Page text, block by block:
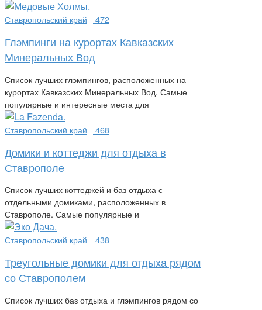
Ставропольский край 472
Глэмпинги на курортах Кавказских
Минеральных Вод
Список лучших глэмпингов, расположенных на
курортах Кавказских Минеральных Вод. Самые
популярные и интересные места для
Ставропольский край 468
Домики и коттеджи для отдыха в
Ставрополе
Список лучших коттеджей и баз отдыха с
отдельными домиками, расположенных в
Ставрополе. Самые популярные и
Ставропольский край 438
Треугольные домики для отдыха рядом
со Ставрополем
Список лучших баз отдыха и глэмпингов рядом со